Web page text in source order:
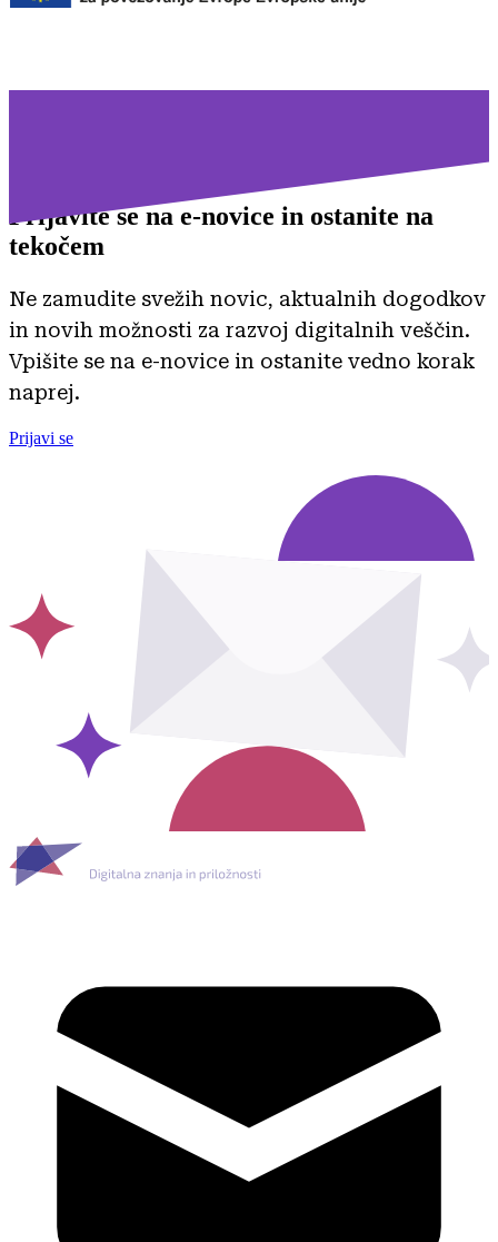
Prijavite se na e-novice in ostanite na
tekočem
Ne zamudite svežih novic, aktualnih dogodkov
in novih možnosti za razvoj digitalnih veščin.
Vpišite se na e-novice in ostanite vedno korak
naprej.
Prijavi se